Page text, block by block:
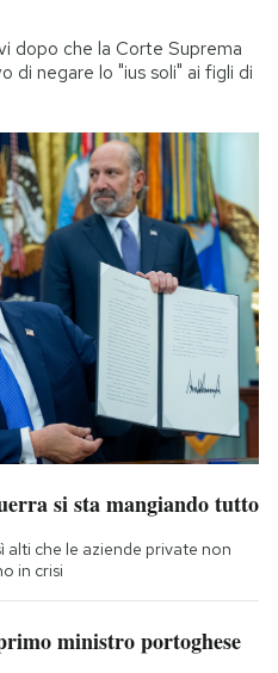
dopo che la Corte Suprema
di negare lo "ius soli" ai figli di
si sta mangiando tutto
alti che le aziende private non
in crisi
ministro portoghese